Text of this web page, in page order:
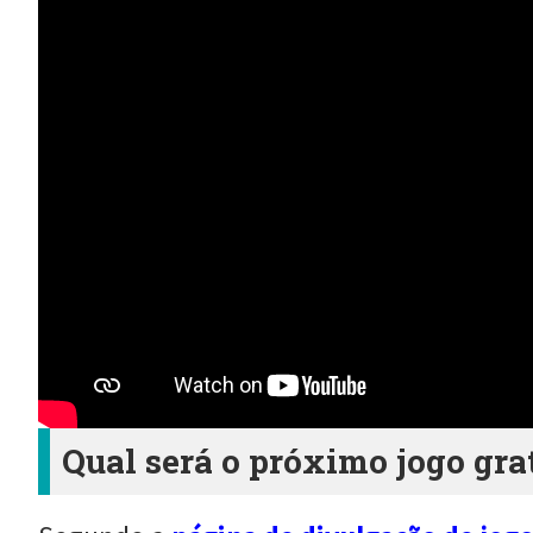
Qual será o próximo jogo